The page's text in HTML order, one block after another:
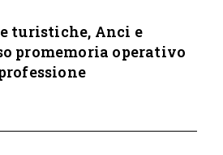
turistiche, Anci e
promemoria operativo